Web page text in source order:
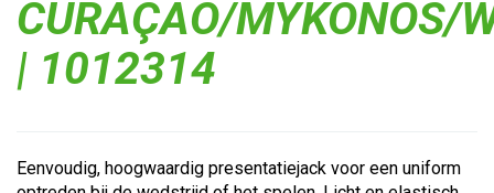
CURAÇAO/MYKONOS/
| 1012314
Eenvoudig, hoogwaardig presentatiejack voor een uniform